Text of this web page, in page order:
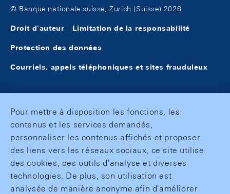
© Banque nationale suisse, Zurich (Suisse) 2026
Droit d'auteur Limitation de la responsabilité
Protection des données
Courriels, appels téléphoniques et sites frauduleux
Pour mettre à disposition les fonctions, les
contenus et les services demandés,
personnaliser les contenus affichés et proposer
des liens vers les réseaux sociaux, ce site utilise
des cookies, des outils d'analyse et diverses
technologies. De plus, son utilisation est
analysée de manière anonyme afin d'améliorer